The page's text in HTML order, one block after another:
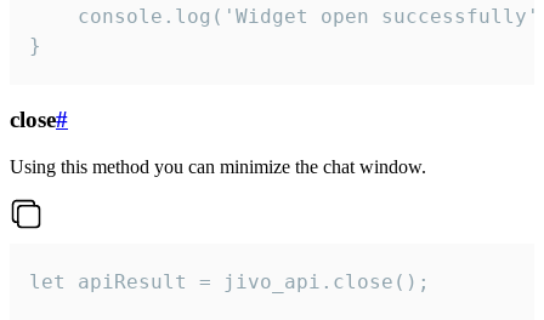
console.log('Widget open
}
close#
Using this method you can minimize the chat window.
let apiResult = jivo_api.close();